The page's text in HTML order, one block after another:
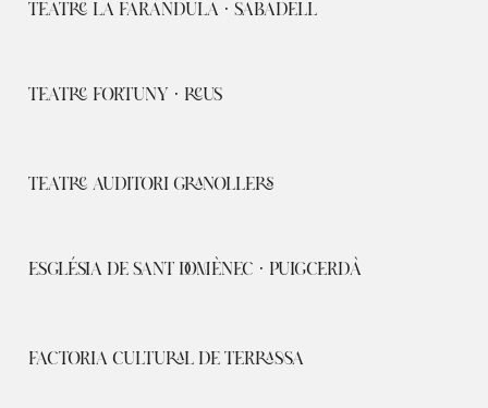
TEATRE LA FARÀNDULA · SABADELL
TEATRE FORTUNY · REUS
TEATRE AUDITORI GRANOLLERS
ESGLÉSIA DE SANT DOMÈNEC · PUIGCERDÀ
FACTORIA CULTURAL DE TERRASSA